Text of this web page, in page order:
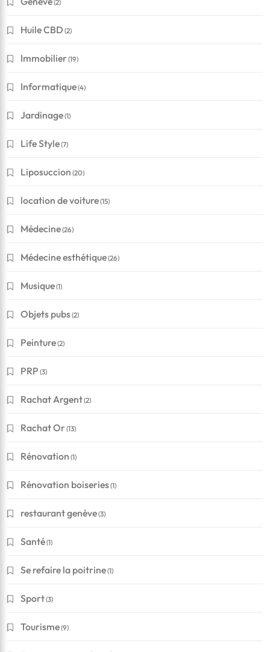
(2)
Huile CBD (2)
Immobilier(19)
Informatique(4)
Jardinage(1)
Life Style(7)
Liposuccion (20)
location de voiture(15)
Médecine(26)
Médecine esthétique(26)
Musique(1)
Objets pubs(2)
Peinture(2)
PRP (3)
Rachat Argent(2)
Rachat Or(13)
Rénovation (1)
Rénovation boiseries(1)
restaurant genève(3)
Santé(1)
Se refaire la poitrine(1)
Sport(3)
Tourisme(9)